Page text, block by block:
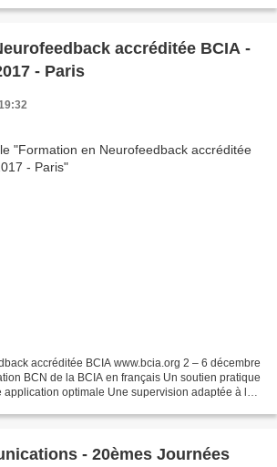
accréditée BCIA -
- Paris
accréditée BCIA www.bcia.org 2 – 6 décembre
BCN de la BCIA en français Un soutien pratique
application optimale Une supervision adaptée à la
- 20èmes Journées